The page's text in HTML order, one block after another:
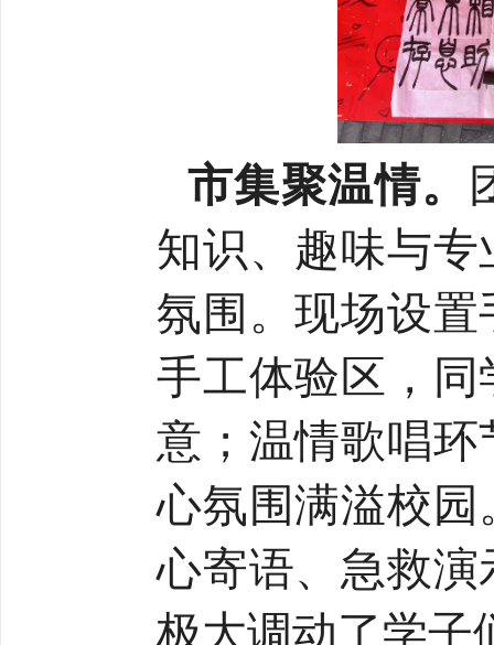
市集聚温情。
知识、趣味与
氛围。现场设
手工体验区，
意；温情歌唱
心氛围满溢校
心寄语、急救
极大调动了学子